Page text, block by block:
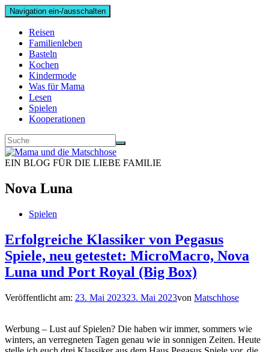
Navigation ein-/ausschalten
Reisen
Familienleben
Basteln
Kochen
Kindermode
Was für Mama
Lesen
Spielen
Kooperationen
EIN BLOG FÜR DIE LIEBE FAMILIE
Nova Luna
Spielen
Erfolgreiche Klassiker von Pegasus
Spiele, neu getestet: MicroMacro, Nova
Luna und Port Royal (Big Box)
Veröffentlicht am: 23. Mai 202323. Mai 2023von Matschhose
Werbung – Lust auf Spielen? Die haben wir immer, sommers wie
winters, an verregneten Tagen genau wie in sonnigen Zeiten. Heute